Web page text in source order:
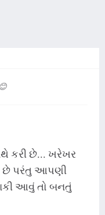
કરી છે... ખરેખર
છે પરંતુ આપણી
આવું તો બનતું